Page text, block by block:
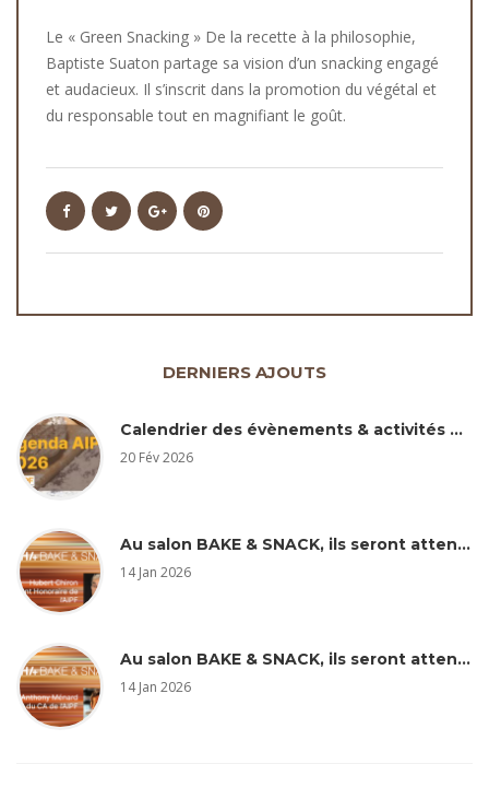
Le « Green Snacking » De la recette à la philosophie,
Baptiste Suaton partage sa vision d’un snacking engagé
et audacieux. Il s’inscrit dans la promotion du végétal et
du responsable tout en magnifiant le goût.
DERNIERS AJOUTS
Calendrier des évènements & activités AIPF 2026
20 Fév 2026
Au salon BAKE & SNACK, ils seront attentifs… Hubert Chiron
14 Jan 2026
Au salon BAKE & SNACK, ils seront attentifs à … Anthony Ménard
14 Jan 2026